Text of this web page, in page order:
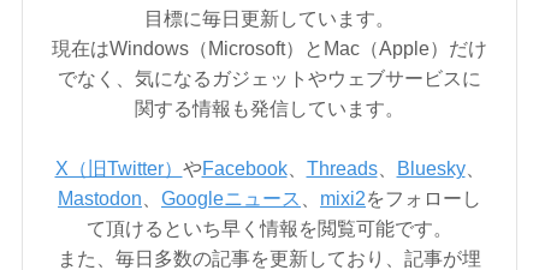
目標に毎日更新しています。
現在はWindows（Microsoft）とMac（Apple）だけ
でなく、気になるガジェットやウェブサービスに
関する情報も発信しています。
X（旧Twitter） やFacebook、 Threads、 Bluesky、
Mastodon
Googleニュース mixi2をフォローし
て頂けるといち早く情報を閲覧可能です。
また、毎日多数の記事を更新しており、記事が埋